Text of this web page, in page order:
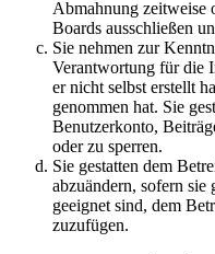
Abmahnung zeitweise
Boards ausschließen
Sie nehmen zur
Verantwortung für die
er nicht selbst erstellt
genommen hat. Sie
Benutzerkonto,
oder zu sperren.
Sie gestatten dem
abzuändern, sofern sie
geeignet sind, dem
zuzufügen.